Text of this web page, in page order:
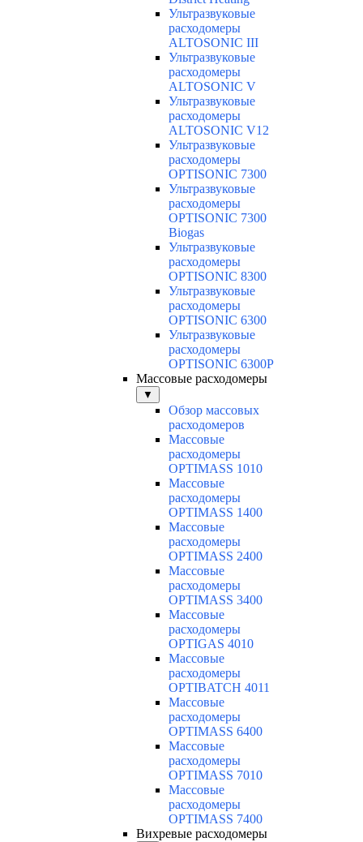
Ультразвуковые
расходомеры
ALTOSONIC III
Ультразвуковые
расходомеры
ALTOSONIC V
Ультразвуковые
расходомеры
ALTOSONIC V12
Ультразвуковые
расходомеры
OPTISONIC 7300
Ультразвуковые
расходомеры
OPTISONIC 7300
Biogas
Ультразвуковые
расходомеры
OPTISONIC 8300
Ультразвуковые
расходомеры
OPTISONIC 6300
Ультразвуковые
расходомеры
OPTISONIC 6300P
Массовые расходомеры
▼
Обзор массовых
расходомеров
Массовые
расходомеры
OPTIMASS 1010
Массовые
расходомеры
OPTIMASS 1400
Массовые
расходомеры
OPTIMASS 2400
Массовые
расходомеры
OPTIMASS 3400
Массовые
расходомеры
OPTIGAS 4010
Массовые
расходомеры
OPTIBATCH 4011
Массовые
расходомеры
OPTIMASS 6400
Массовые
расходомеры
OPTIMASS 7010
Массовые
расходомеры
OPTIMASS 7400
Вихревые расходомеры